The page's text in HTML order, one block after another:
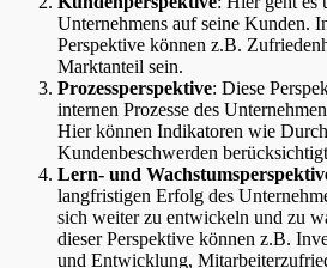
Unternehmens auf seine Kunden.
Perspektive können z.B.
Marktanteil sein.
Prozessperspektive: Diese
internen Prozesse des
Hier können Indikatoren wie
Kundenbeschwerden
Lern- und
langfristigen Erfolg des
sich weiter zu entwickeln und zu
dieser Perspektive können z.B.
und Entwicklung,